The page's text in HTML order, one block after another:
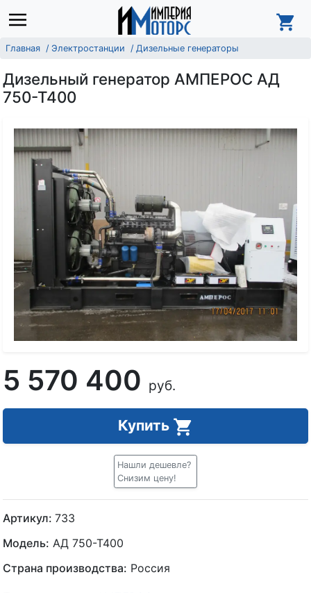
Главная Электростанции Дизельные генераторы
Дизельный генератор АМПЕРОС АД
750-Т400
5 570 400 руб.
Купить
Нашли дешевле?
Снизим цену!
Артикул: 733
Модель: АД 750-Т400
Страна производства: Россия